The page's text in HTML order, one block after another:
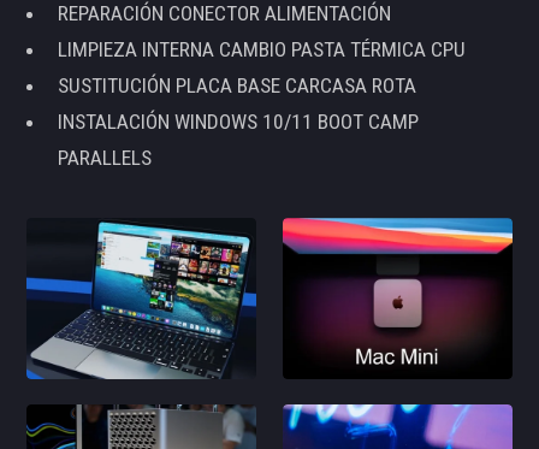
REPARACIÓN CONECTOR ALIMENTACIÓN
LIMPIEZA INTERNA CAMBIO PASTA TÉRMICA CPU
SUSTITUCIÓN PLACA BASE CARCASA ROTA
INSTALACIÓN WINDOWS 10/11 BOOT CAMP
PARALLELS